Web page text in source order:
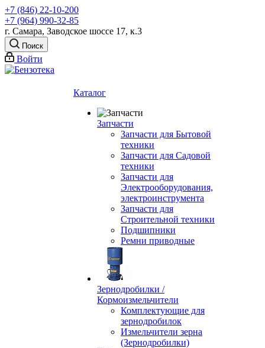
+7 (846) 22-10-200
+7 (964) 990-32-85
г. Самара, Заводское шоссе 17, к.3
Поиск
Войти
Каталог
Запчасти
Запчасти для Бытовой
техники
Запчасти для Садовой
техники
Запчасти для
Электрооборудования,
электроинструмента
Запчасти для
Строительной техники
Подшипники
Ремни приводные
Зернодробилки /
Кормоизмельчители
Комплектующие для
зернодробилок
Измельчители зерна
(Зернодробилки)